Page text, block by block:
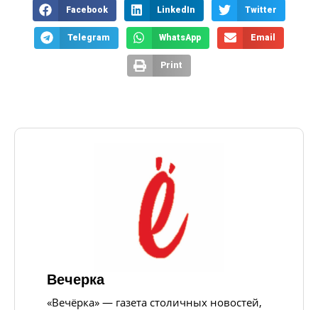
Facebook LinkedIn Twitter
Telegram WhatsApp Email
Print
Вечерка
«Вечёрка» — газета столичных новостей,